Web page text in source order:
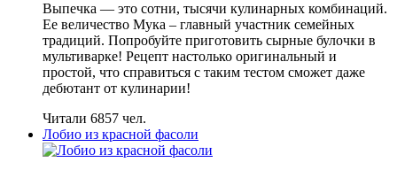
Выпечка — это сотни, тысячи кулинарных комбинаций.
Ее величество Мука – главный участник семейных
традиций. Попробуйте приготовить сырные булочки в
мультиварке! Рецепт настолько оригинальный и
простой, что справиться с таким тестом сможет даже
дебютант от кулинарии!
Читали 6857 чел.
Лобио из красной фасоли